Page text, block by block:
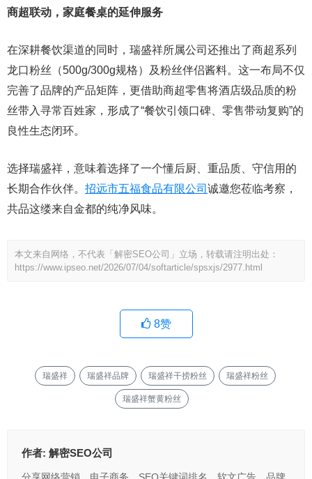
商超联动，家庭餐桌的延伸服务
在深耕餐饮渠道的同时，瑞盛祥所属公司还推出了商超系列
龙口粉丝（500g/300g规格）及粉丝伴侣酱料。这一布局不仅
完善了品牌的产品矩阵，更借助商超零售将酒店级品质的粉
丝带入寻常百姓家，形成了“餐饮引领口碑、零售带动复购”的
良性生态闭环。
选择瑞盛祥，意味着选择了一个懂后厨、重品质、守信用的
长期合作伙伴。 招远市五福食品有限公司 诚邀您莅临考察，
共品这缕来自金都的纯净风味。
本文来自网络，不代表「解密SEO公司」立场，转载请注明出处：
https://www.ipseo.net/2026/07/04/softarticle/spsxjs/2977.html
8赞
瑞盛祥 瑞盛祥品牌 瑞盛祥干捞粉丝 瑞盛祥粉丝
瑞盛祥蟹黄粉丝
作者: 解密SEO公司